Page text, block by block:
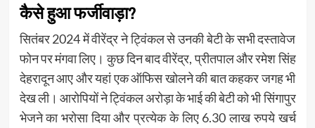
कैसे हुआ फर्जीवाड़ा?
सितंबर 2024 में वीरेंद्र ने ट्विंकल से उनकी बेटी के सभी दस्तावेज
फोन पर मंगवा लिए। कुछ दिन बाद वीरेंद्र, प्रीतपाल और रमेश सिंह
देहरादून आए और यहां एक ऑफिस खोलने की बात कहकर जगह भी
देख ली। आरोपियों ने ट्विंकल अरोड़ा के भाई की बेटी को भी सिंगापुर
भेजने का भरोसा दिया और प्रत्येक के लिए 6.30 लाख रुपये खर्च